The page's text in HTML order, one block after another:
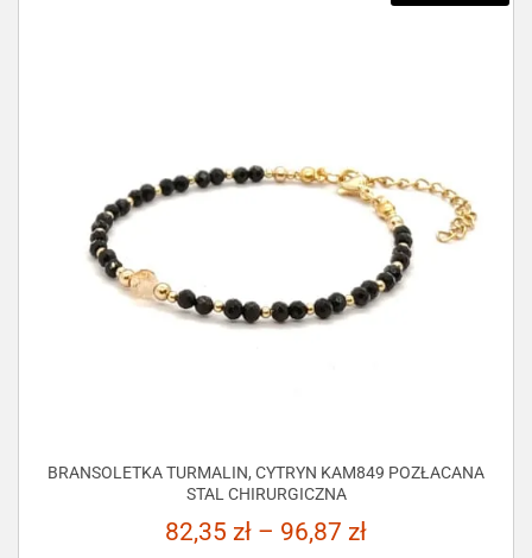
BRANSOLETKA TURMALIN, CYTRYN KAM849 POZŁACANA
STAL CHIRURGICZNA
82,35 zł – 96,87 zł